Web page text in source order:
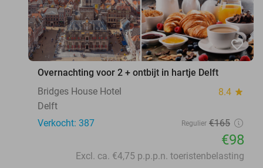
favorite_border
Overnachting voor 2 + ontbijt in hartje Delft
Bridges House Hotel
8.4 star
Delft
Verkocht: 387
Regulier €165
€98
Excl. ca. €4,75 p.p.p.n. toeristenbelasting